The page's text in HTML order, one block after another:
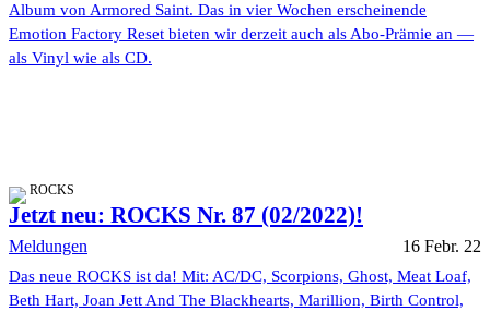
Album von Armored Saint. Das in vier Wochen erscheinende
Emotion Factory Reset bieten wir derzeit auch als Abo-Prämie an —
als Vinyl wie als CD.
ROCKS
Jetzt neu: ROCKS Nr. 87 (02/2022)!
Meldungen 16 Febr. 22
Das neue ROCKS ist da! Mit: AC/DC, Scorpions, Ghost, Meat Loaf,
Beth Hart, Joan Jett And The Blackhearts, Marillion, Birth Control,